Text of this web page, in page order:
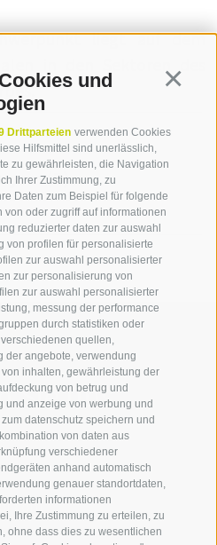
und
Drittparteien verwenden Cookies
Hilfsmittel sind unerlässlich,
zu gewährleisten, die Navigation
Ihrer Zustimmung, zu
Daten zum Beispiel für folgende
oder zugriff auf informationen
reduzierter daten zur auswahl
von profilen für personalisierte
zur auswahl personalisierter
zur personalisierung von
zur auswahl personalisierter
messung der performance
durch statistiken oder
quellen,
der angebote, verwendung
inhalten, gewährleistung der
von betrug und
und anzeige von werbung und
datenschutz speichern und
von daten aus
verschiedener
anhand automatisch
genauer standortdaten,
informationen
Ihre Zustimmung zu erteilen, zu
ohne dass dies zu wesentlichen
liegt auf dem
(D)
Sie uns